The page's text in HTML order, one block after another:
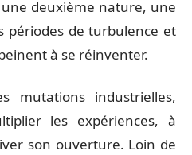
une deuxième nature, une
périodes de turbulence et
à se réinventer.
mutations industrielles,
les expériences, à
son ouverture. Loin de